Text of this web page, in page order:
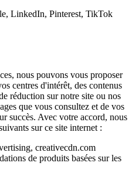
LinkedIn, Pinterest, TikTok
nous pouvons vous proposer
centres d'intérêt, des contenus
réduction sur notre site ou nos
que vous consultez et de vos
succès. Avec votre accord, nous
sur ce site internet :
creativecdn.com
de produits basées sur les